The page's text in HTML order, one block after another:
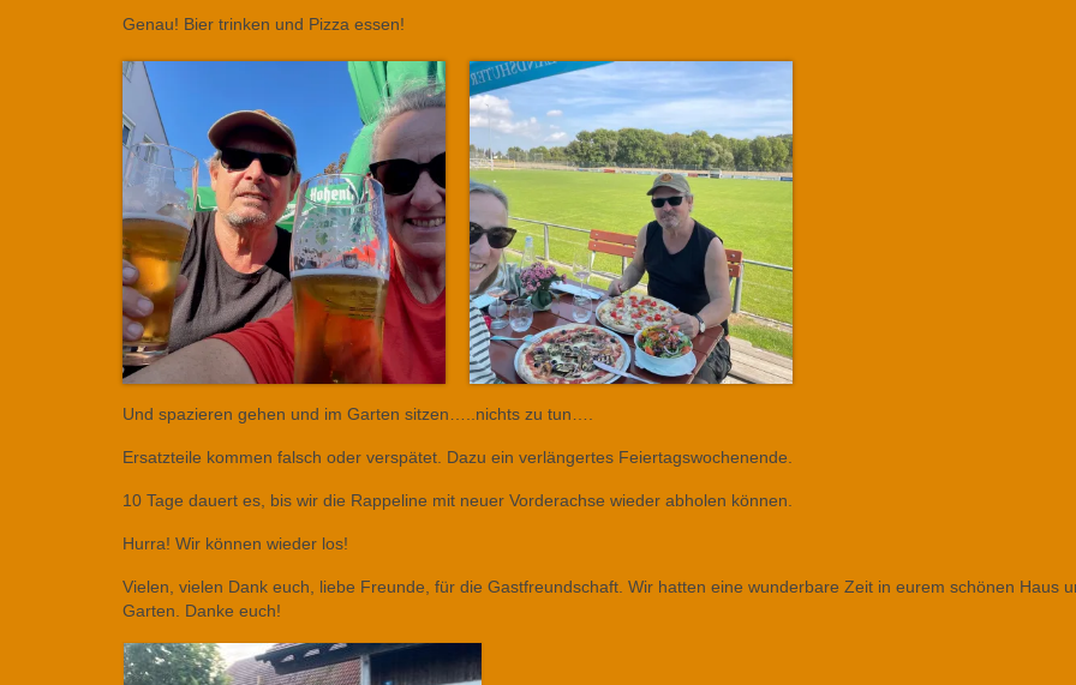
Genau! Bier trinken und Pizza essen!
Und spazieren gehen und im Garten sitzen…..nichts zu tun….
Ersatzteile kommen falsch oder verspätet. Dazu ein verlängertes Feiertagswochenende.
10 Tage dauert es, bis wir die Rappeline mit neuer Vorderachse wieder abholen können.
Hurra! Wir können wieder los!
Vielen, vielen Dank euch, liebe Freunde, für die Gastfreundschaft. Wir hatten eine wunderbare Zeit in eurem schönen Haus
Garten. Danke euch!